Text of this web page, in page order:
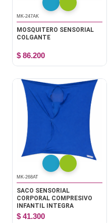
MK-247AK
MOSQUITERO SENSORIAL
COLGANTE
$ 86.200
MK-268AT
SACO SENSORIAL
CORPORAL COMPRESIVO
INFANTIL INTEGRA
$ 41.300